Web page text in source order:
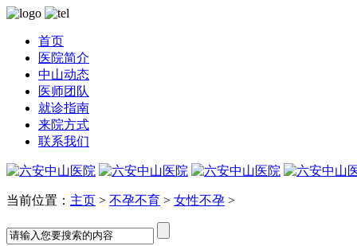
首页
医院简介
中山动态
医师团队
就诊指南
来院方式
联系我们
当前位置： 主页 > 不孕不育 > 女性不孕 >